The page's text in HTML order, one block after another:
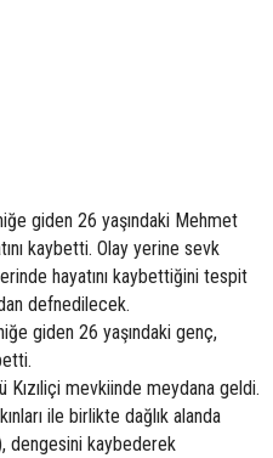
giden 26 yaşındaki Mehmet
kaybetti. Olay yerine sevk
hayatını kaybettiğini tespit
defnedilecek.
giden 26 yaşındaki genç,
Kızıliçi mevkiinde meydana geldi.
ile birlikte dağlık alanda
dengesini kaybederek